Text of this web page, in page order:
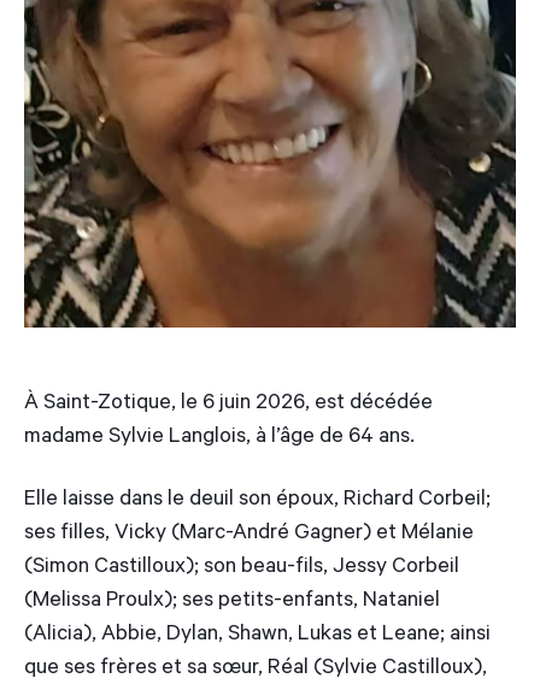
À Saint-Zotique, le 6 juin 2026, est décédée
madame Sylvie Langlois, à l’âge de 64 ans.
Elle laisse dans le deuil son époux, Richard Corbeil;
ses filles, Vicky (Marc-André Gagner) et Mélanie
(Simon Castilloux); son beau-fils, Jessy Corbeil
(Melissa Proulx); ses petits-enfants, Nataniel
(Alicia), Abbie, Dylan, Shawn, Lukas et Leane; ainsi
que ses frères et sa sœur, Réal (Sylvie Castilloux),